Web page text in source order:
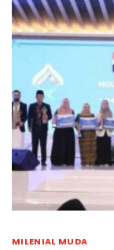
MILENIAL MUDA